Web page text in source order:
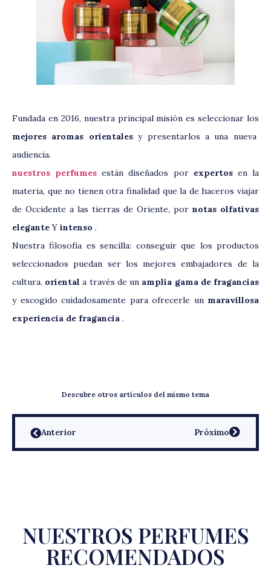
Fundada en 2016, nuestra principal misión es seleccionar los
mejores aromas orientalesy presentarlos a una nueva
audiencia.
nuestros perfumes están diseñados porexpertosen la
materia, que no tienen otra finalidad que la de haceros viajar
de Occidente a las tierras de Oriente, por notas olfativas
eleganteY intenso .
Nuestra filosofía es sencilla: conseguir que los productos
seleccionados puedan ser los mejores embajadores de la
cultura. oriental a través de un amplia gama de fragancias
y escogido cuidadosamente para ofrecerle unmaravillosa
experiencia de fragancia .
Descubre otros artículos del mismo tema
Anterior Próximo
NUESTROS PERFUMES
RECOMENDADOS